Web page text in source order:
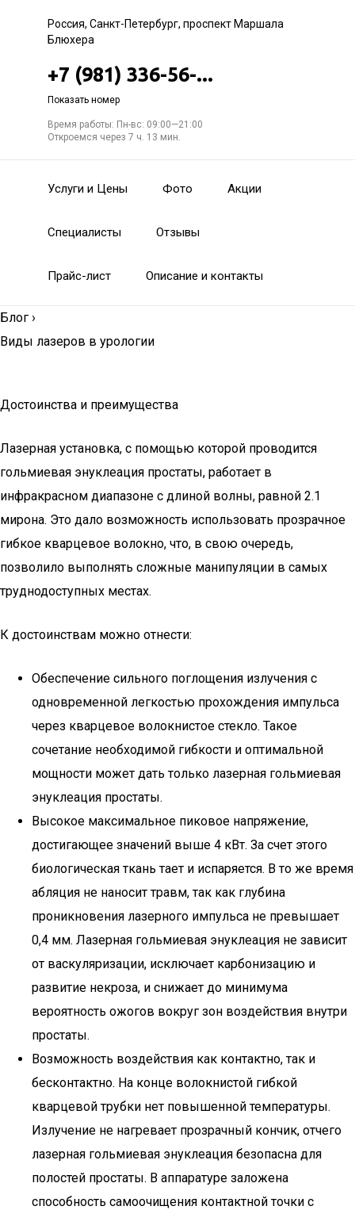
Россия, Санкт-Петербург, проспект Маршала
Блюхера
+7 (981) 336-56-...
Показать номер
Время работы: Пн-вс: 09:00—21:00
Откроемся через 7 ч. 13 мин.
Услуги и Цены Фото Акции
Специалисты Отзывы
Прайс-лист Описание и контакты
Блог ›
Виды лазеров в урологии
Достоинства и преимущества
Лазерная установка, с помощью которой проводится
гольмиевая энуклеация простаты, работает в
инфракрасном диапазоне с длиной волны, равной 2.1
мирона. Это дало возможность использовать прозрачное
гибкое кварцевое волокно, что, в свою очередь,
позволило выполнять сложные манипуляции в самых
труднодоступных местах.
К достоинствам можно отнести:
Обеспечение сильного поглощения излучения с
одновременной легкостью прохождения импульса
через кварцевое волокнистое стекло. Такое
сочетание необходимой гибкости и оптимальной
мощности может дать только лазерная гольмиевая
энуклеация простаты.
Высокое максимальное пиковое напряжение,
достигающее значений выше 4 кВт. За счет этого
биологическая ткань тает и испаряется. В то же время
абляция не наносит травм, так как глубина
проникновения лазерного импульса не превышает
0,4 мм. Лазерная гольмиевая энуклеация не зависит
от васкуляризации, исключает карбонизацию и
развитие некроза, и снижает до минимума
вероятность ожогов вокруг зон воздействия внутри
простаты.
Возможность воздействия как контактно, так и
бесконтактно. На конце волокнистой гибкой
кварцевой трубки нет повышенной температуры.
Излучение не нагревает прозрачный кончик, отчего
лазерная гольмиевая энуклеация безопасна для
полостей простаты. В аппаратуре заложена
способность самоочищения контактной точки с